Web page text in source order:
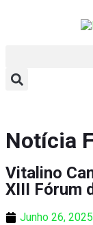
Notícia
Vitalino
XIII Fórum
Junho 26, 2025